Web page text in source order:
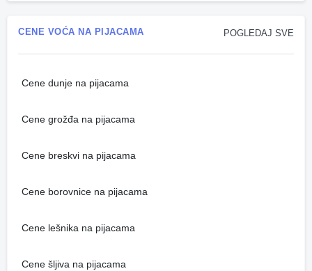
POGLEDAJ SVE
CENE VOĆA NA PIJACAMA
Cene dunje na pijacama
Cene grožđa na pijacama
Cene breskvi na pijacama
Cene borovnice na pijacama
Cene lešnika na pijacama
Cene šljiva na pijacama